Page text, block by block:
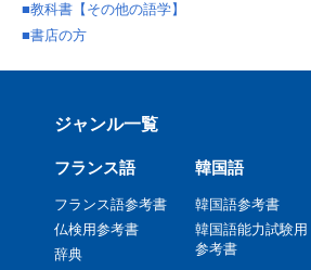
■教科書【その他の語学】
■書店の方
ジャンル一覧
フランス語
フランス語参考書
仏検用参考書
辞典
韓国語
韓国語参考書
韓国語能力試験用
参考書